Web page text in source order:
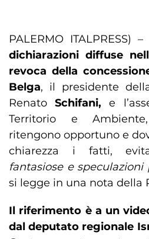
PALERMO ITALPRESS) –
dichiarazioni diffuse
revoca della
Belga, il presidente
RenatoSchifani, e
Territorio e
ritengono opportuno e
chiarezza i fatti,
fantasiose e speculazioni
si legge in una nota della
Il riferimento è a un
dal deputato regionale